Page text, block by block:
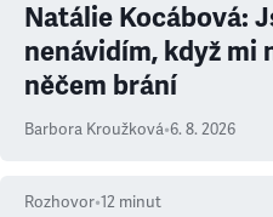
Natálie Kocábová:
nenávidím, když mi
něčem brání
Barbora Kroužková•6. 8. 2026
Rozhovor•12 minut